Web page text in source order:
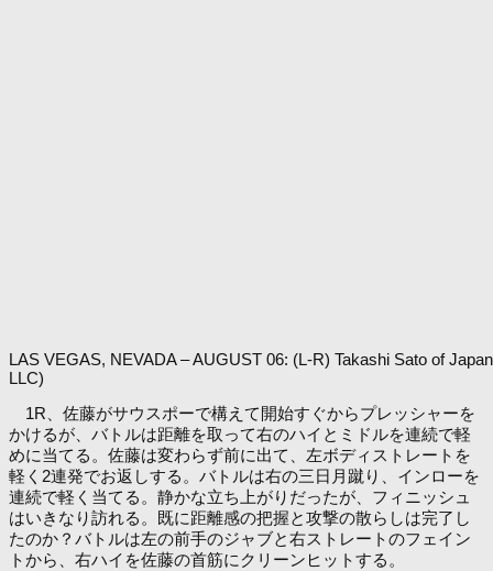
LAS VEGAS, NEVADA – AUGUST 06: (L-R) Takashi Sato of
LLC)
1R、佐藤がサウスポーで構えて開始すぐからプレッシャーを
かけるが、バトルは距離を取って右のハイとミドルを連続で軽
めに当てる。佐藤は変わらず前に出て、左ボディストレートを
軽く2連発でお返しする。バトルは右の三日月蹴り、インローを
連続で軽く当てる。静かな立ち上がりだったが、フィニッシュ
はいきなり訪れる。既に距離感の把握と攻撃の散らしは完了し
たのか？バトルは左の前手のジャブと右ストレートのフェイン
トから、右ハイを佐藤の首筋にクリーンヒットする。